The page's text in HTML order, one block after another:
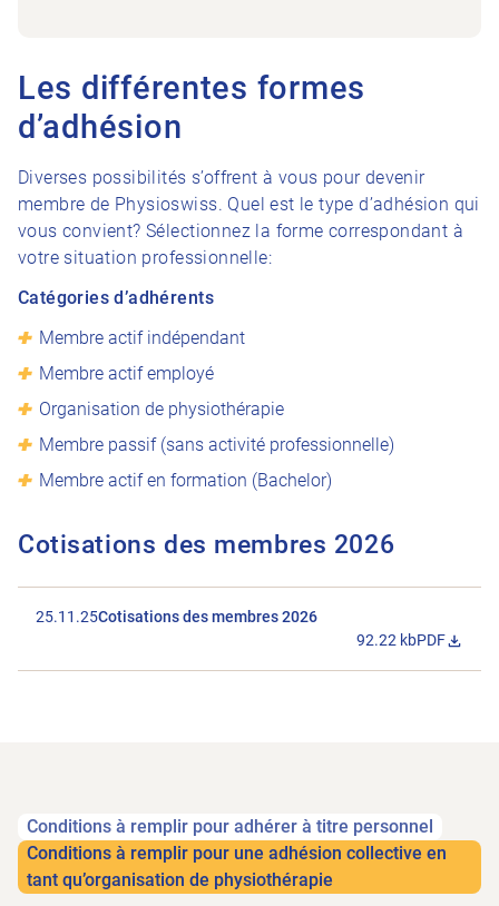
Les différentes formes
d’adhésion
Diverses possibilités s’offrent à vous pour devenir
membre de Physioswiss. Quel est le type d’adhésion qui
vous convient? Sélectionnez la forme correspondant à
votre situation professionnelle:
Catégories d’adhérents
Membre actif indépendant
Membre actif employé
Organisation de physiothérapie
Membre passif (sans activité professionnelle)
Membre actif en formation (Bachelor)
Cotisations des membres 2026
25.11.25Cotisations des membres 2026
92.22 kbPDF
Conditions à remplir pour adhérer à titre personnel
Conditions à remplir pour une adhésion collective en
tant qu’organisation de physiothérapie